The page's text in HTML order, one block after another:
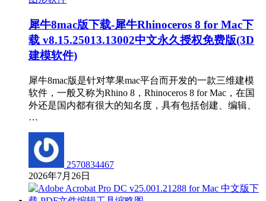
犀牛8mac版下载-犀牛Rhinoceros 8 for Mac下
载 v8.15.25013.13002中文永久授权免费版(3D
建模软件)
犀牛8mac版是针对苹果mac平台而开发的一款三维建模
软件，一般又称为Rhino 8，Rhinoceros 8 for Mac，在国
外还是国内都有很大的知名度，具有包括创建、编辑、
…
2570834467
2026年7月26日